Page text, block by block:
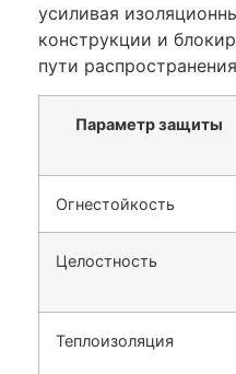
усиливая
конструкции и
пути
Параметр защиты
Огнестойкость
Целостность
Теплоизоляция